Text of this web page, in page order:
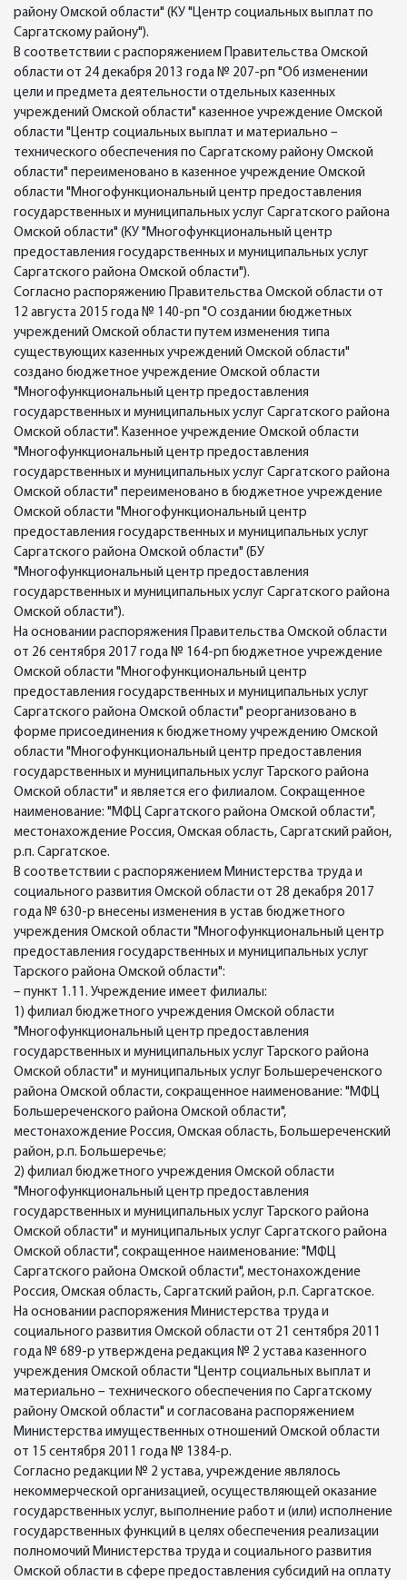
району Омской области" (КУ "Центр социальных выплат по
Саргатскому району").
В соответствии с распоряжением Правительства Омской
области от 24 декабря 2013 года № 207-рп "Об изменении
цели и предмета деятельности отдельных казенных
учреждений Омской области" казенное учреждение Омской
области "Центр социальных выплат и материально –
технического обеспечения по Саргатскому району Омской
области" переименовано в казенное учреждение Омской
области "Многофункциональный центр предоставления
государственных и муниципальных услуг Саргатского района
Омской области" (КУ "Многофункциональный центр
предоставления государственных и муниципальных услуг
Саргатского района Омской области").
Согласно распоряжению Правительства Омской области от
12 августа 2015 года № 140-рп "О создании бюджетных
учреждений Омской области путем изменения типа
существующих казенных учреждений Омской области"
создано бюджетное учреждение Омской области
"Многофункциональный центр предоставления
государственных и муниципальных услуг Саргатского района
Омской области". Казенное учреждение Омской области
"Многофункциональный центр предоставления
государственных и муниципальных услуг Саргатского района
Омской области" переименовано в бюджетное учреждение
Омской области "Многофункциональный центр
предоставления государственных и муниципальных услуг
Саргатского района Омской области" (БУ
"Многофункциональный центр предоставления
государственных и муниципальных услуг Саргатского района
Омской области").
На основании распоряжения Правительства Омской области
от 26 сентября 2017 года № 164-рп бюджетное учреждение
Омской области "Многофункциональный центр
предоставления государственных и муниципальных услуг
Саргатского района Омской области" реорганизовано в
форме присоединения к бюджетному учреждению Омской
области "Многофункциональный центр предоставления
государственных и муниципальных услуг Тарского района
Омской области" и является его филиалом. Сокращенное
наименование: "МФЦ Саргатского района Омской области",
местонахождение Россия, Омская область, Саргатский район,
р.п. Саргатское.
В соответствии с распоряжением Министерства труда и
социального развития Омской области от 28 декабря 2017
года № 630-р внесены изменения в устав бюджетного
учреждения Омской области "Многофункциональный центр
предоставления государственных и муниципальных услуг
Тарского района Омской области":
– пункт 1.11. Учреждение имеет филиалы:
1) филиал бюджетного учреждения Омской области
"Многофункциональный центр предоставления
государственных и муниципальных услуг Тарского района
Омской области" и муниципальных услуг Большереченского
района Омской области, сокращенное наименование: "МФЦ
Большереченского района Омской области",
местонахождение Россия, Омская область, Большереченский
район, р.п. Большеречье;
2) филиал бюджетного учреждения Омской области
"Многофункциональный центр предоставления
государственных и муниципальных услуг Тарского района
Омской области" и муниципальных услуг Саргатского района
Омской области", сокращенное наименование: "МФЦ
Саргатского района Омской области", местонахождение
Россия, Омская область, Саргатский район, р.п. Саргатское.
На основании распоряжения Министерства труда и
социального развития Омской области от 21 сентября 2011
года № 689-р утверждена редакция № 2 устава казенного
учреждения Омской области "Центр социальных выплат и
материально – технического обеспечения по Саргатскому
району Омской области" и согласована распоряжением
Министерства имущественных отношений Омской области
от 15 сентября 2011 года № 1384-р.
Согласно редакции № 2 устава, учреждение являлось
некоммерческой организацией, осуществляющей оказание
государственных услуг, выполнение работ и (или) исполнение
государственных функций в целях обеспечения реализации
полномочий Министерства труда и социального развития
Омской области в сфере предоставления субсидий на оплату